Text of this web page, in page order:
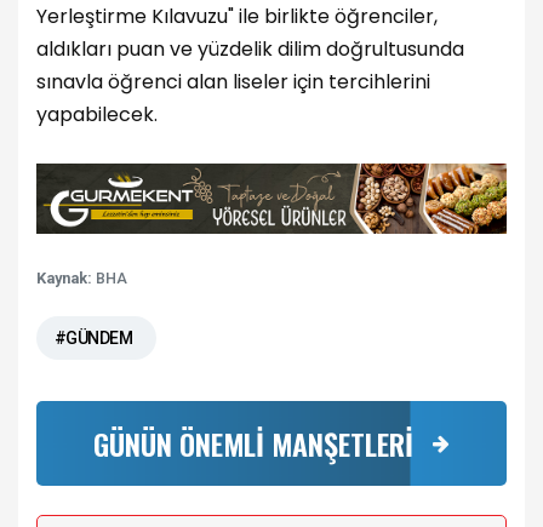
Yerleştirme Kılavuzu" ile birlikte öğrenciler,
aldıkları puan ve yüzdelik dilim doğrultusunda
sınavla öğrenci alan liseler için tercihlerini
yapabilecek.
Kaynak: BHA
#GÜNDEM
GÜNÜN ÖNEMLİ MANŞETLERİ